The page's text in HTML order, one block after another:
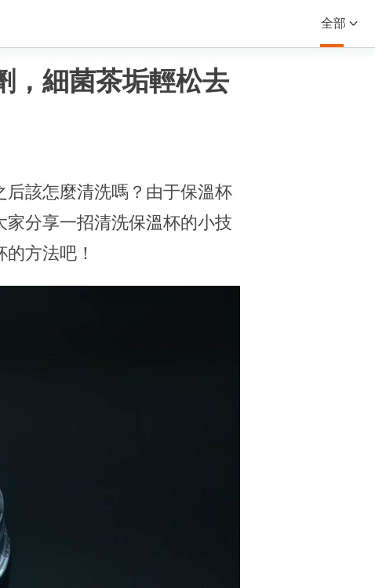
全部
，細菌茶垢輕松去
該怎麼清洗嗎？由于保溫杯
分享一招清洗保溫杯的小技
方法吧！